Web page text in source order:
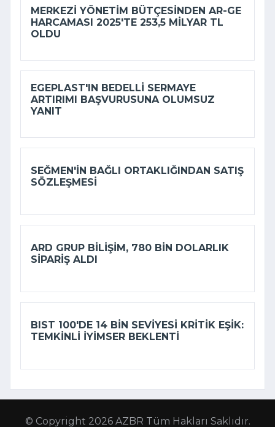
MERKEZI YÖNETIM BÜTÇESINDEN AR-GE
HARCAMASI 2025'TE 253,5 MILYAR TL
OLDU
EGEPLAST'IN BEDELLI SERMAYE
ARTIRIMI BAŞVURUSUNA OLUMSUZ
YANIT
SEĞMEN'IN BAĞLI ORTAKLIĞINDAN SATIŞ
SÖZLEŞMESI
ARD GRUP BILIŞIM, 780 BIN DOLARLIK
SIPARIŞ ALDI
BIST 100'DE 14 BIN SEVIYESI KRITIK EŞIK:
TEMKINLI IYIMSER BEKLENTI
© Copyright 2026 AZBR Tüm Hakları Saklıdır.